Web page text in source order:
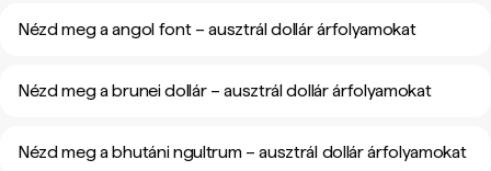
Nézd meg a angol font – ausztrál dollár árfolyamokat
Nézd meg a brunei dollár – ausztrál dollár árfolyamokat
Nézd meg a bhutáni ngultrum – ausztrál dollár árfolyamokat